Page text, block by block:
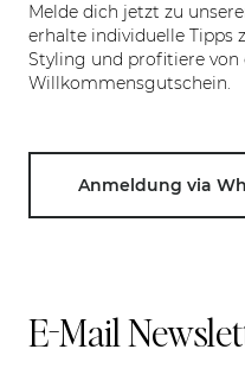
Melde dich jetzt zu
erhalte individuelle Tipps
Styling und profitiere von
Willkommensgutschein.
Anmeldung via
E-Mail